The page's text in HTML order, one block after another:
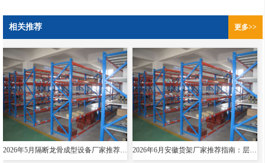
相关推荐 更多>>
2026年5月隔断龙骨成型设备厂家推荐指南：导轨成型设备消防箱光伏支架货架夸梁公司优选！ 2026年6月安徽货架厂家推荐指南：层板货架悬臂贯通双伸位公司优选！